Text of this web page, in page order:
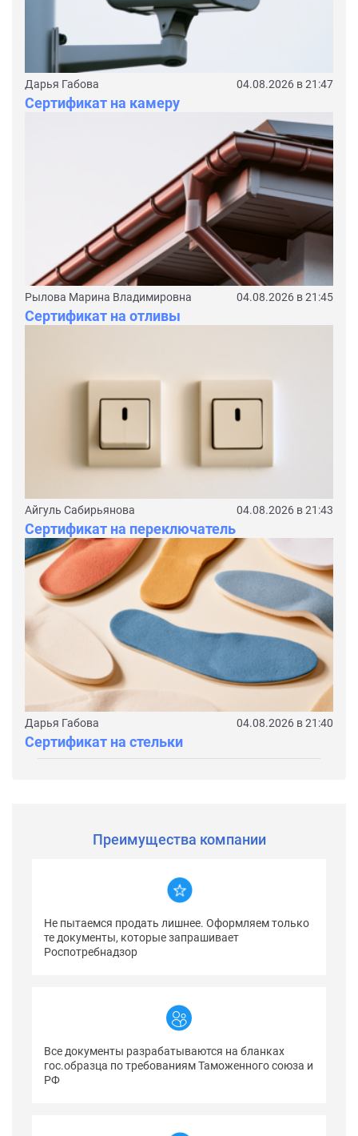
Дарья Габова 04.08.2026 в 21:47
Сертификат на камеру
Рылова Марина Владимировна 04.08.2026 в 21:45
Сертификат на отливы
Айгуль Сабирьянова 04.08.2026 в 21:43
Сертификат на переключатель
Дарья Габова 04.08.2026 в 21:40
Сертификат на стельки
Преимущества компании
Не пытаемся продать лишнее. Оформляем только
те документы, которые запрашивает
Роспотребнадзор
Все документы разрабатываются на бланках
гос.образца по требованиям Таможенного союза и
РФ